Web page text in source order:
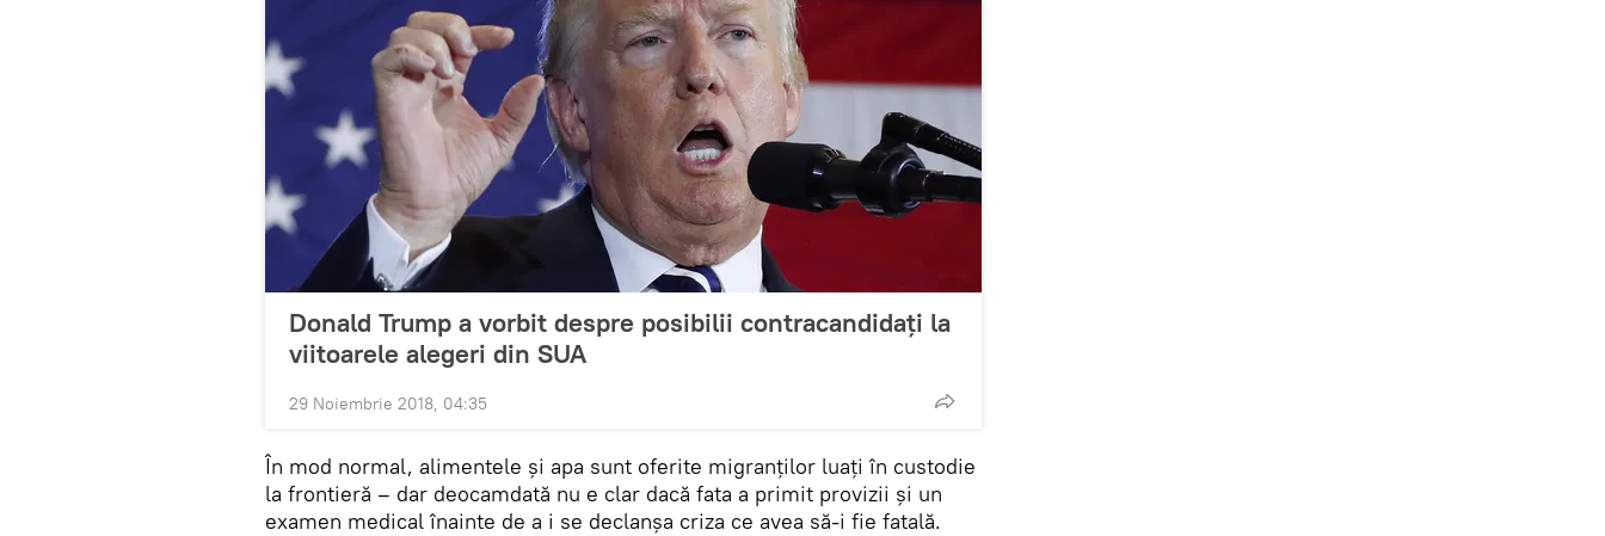
Donald Trump a vorbit despre posibilii contracandidați la
viitoarele alegeri din SUA
29 Noiembrie 2018, 04:35
În mod normal, alimentele și apa sunt oferite migranților luați în custodie
la frontieră – dar deocamdată nu e clar dacă fata a primit provizii și un
examen medical înainte de a i se declanșa criza ce avea să-i fie fatală.